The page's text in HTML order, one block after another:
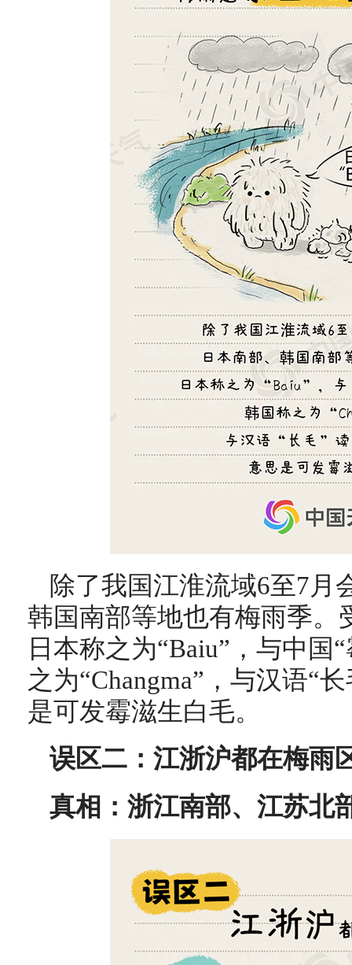
除了我国江淮流域6至7月
韩国南部等地也有梅雨季。
日本称之为“Baiu”，与中国
之为“Changma”，与汉语“
是可发霉滋生白毛。
误区二：江浙沪都在梅雨
真相：浙江南部、江苏北